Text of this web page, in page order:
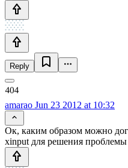
Reply
amarao Jun 23 2012 at 10:32
Ок, каким образом можно
xinput для решения